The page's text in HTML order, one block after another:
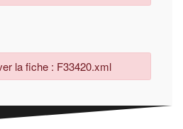
la fiche : F33420.xml